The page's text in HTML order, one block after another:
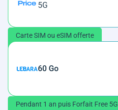
5G
Carte SIM ou eSIM offerte
60 Go
Pendant 1 an puis Forfait Free 5G